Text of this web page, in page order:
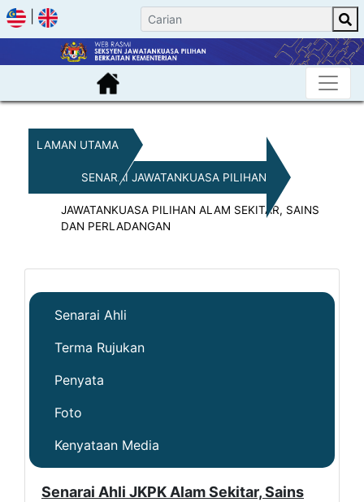
LAMAN UTAMA
SENARAI JAWATANKUASA PILIHAN
JAWATANKUASA PILIHAN ALAM SEKITAR, SAINS
DAN PERLADANGAN
Senarai Ahli
Terma Rujukan
Penyata
Foto
Kenyataan Media
Senarai Ahli JKPK Alam Sekitar, Sains